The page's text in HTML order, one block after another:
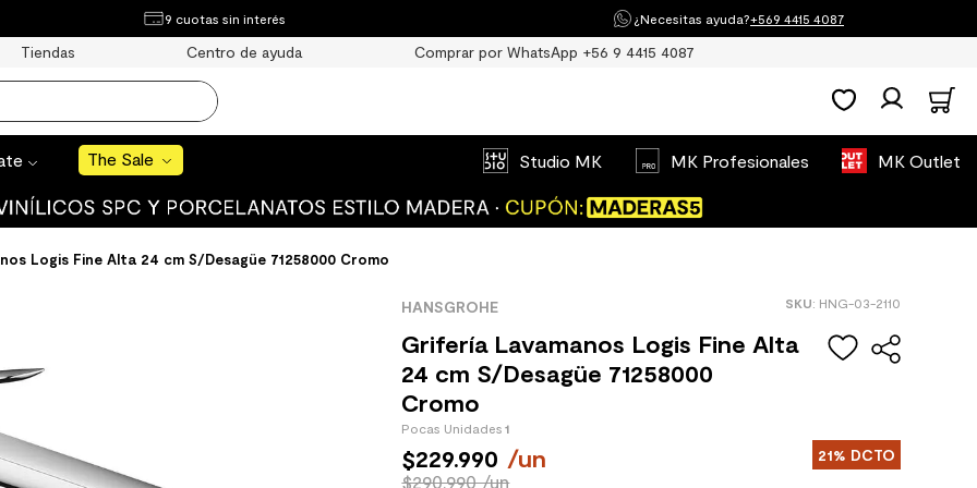
9 cuotas sin interés ¿Necesitas ayuda?+569 4415 4087
Tiendas Centro de ayuda Comprar por WhatsApp +56 9 4415 4087
The Sale Studio MK MK Profesionales MK Outlet
Sale
¿Qué estás buscando?
BUSCADOS
Logis Fine Alta 24 cm S/Desagüe 71258000 Cromo
HANSGROHE : HNG-03-2110
Grifería Lavamanos Logis Fine Alta
24 cm S/Desagüe 71258000
Cromo
Pocas Unidades 1
$229.990 /un 21% DCTO
$290.990 /un